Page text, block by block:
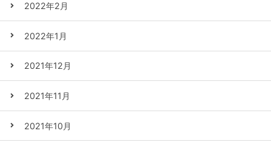
2022年2月
2022年1月
2021年12月
2021年11月
2021年10月